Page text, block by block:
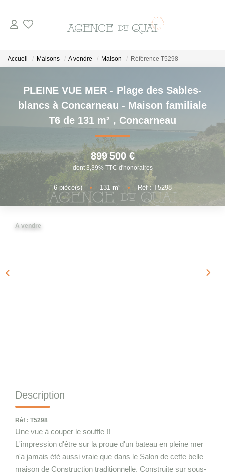
En Viager
A La Location
VENDRE
ESTIMER
NOTRE AGENCE
Accueil Maisons A vendre Maison Référence T5298
PLEINE VUE MER - Plage des Sables-
blancs à Concarneau - Maison familiale
T6 de 131 m² , Concarneau
899 500 €
dont 3,39% TTC d'honoraires
6pièce(s) • 131 m² • Réf : T5298
A vendre
Description
Réf : T5298
Une vue à couper le souffle !!
L'impression d'être sur la proue d'un bateau en pleine mer
n'a jamais été aussi vraie que dans le Salon de cette belle
maison de Construction traditionnelle. Construite sur sous-